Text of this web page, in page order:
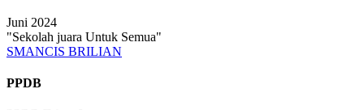
Juni 2024
"Sekolah juara Untuk Semua"
SMANCIS BRILIAN
PPDB